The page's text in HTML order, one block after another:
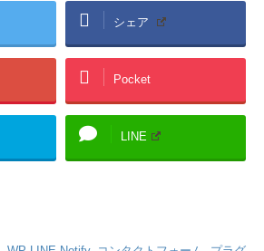
シェア
Pocket
LINE